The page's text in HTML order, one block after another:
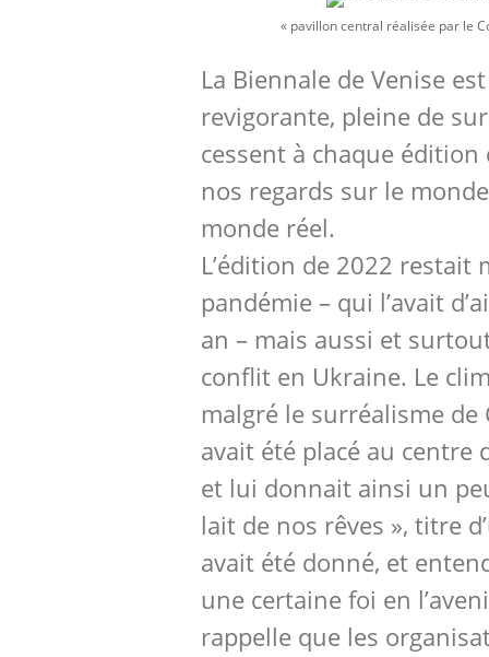
« pavillon central réalisée par le
La Biennale de Venise
revigorante, pleine de
cessent à chaque
nos regards sur le
monde réel.
L’édition de 2022 restait
pandémie – qui l’avait
an – mais aussi et
conflit en Ukraine. Le
malgré le surréalisme
avait été placé au centre
et lui donnait ainsi un
lait de nos rêves », titre
avait été donné, et
une certaine foi en
rappelle que les